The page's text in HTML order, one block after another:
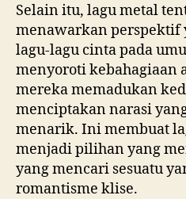
Selain itu, lagu metal
menawarkan perspektif
lagu-lagu cinta pada
menyoroti kebahagiaan
mereka memadukan
menciptakan narasi
menarik. Ini membuat
menjadi pilihan yang
yang mencari sesuatu
romantisme klise.